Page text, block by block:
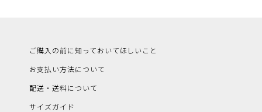
ご購入の前に知っておいてほしいこと
お支払い方法について
配送・送料について
サイズガイド